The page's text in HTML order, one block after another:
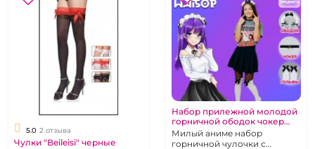
5.0 2 отзыва
Чулки "Beileisi" черные
Набор прилежной молодой
горничной ободок чокер
гольфы "Аниме"
Милый аниме набор
горничной чулочки с